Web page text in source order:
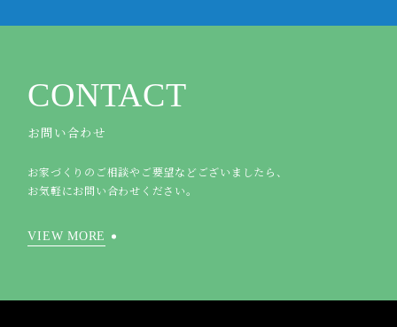
CONTACT
お問い合わせ
お家づくりのご相談やご要望などございましたら、
お気軽にお問い合わせください。
VIEW MORE